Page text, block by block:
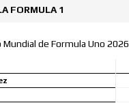
FORMULA 1
de Formula Uno 2026